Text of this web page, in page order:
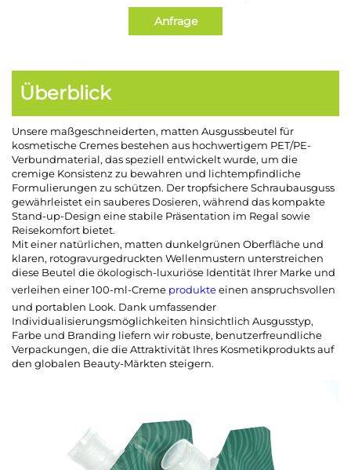
Anfrage
Überblick
Unsere maßgeschneiderten, matten Ausgussbeutel für
kosmetische Cremes bestehen aus hochwertigem PET/PE-
Verbundmaterial, das speziell entwickelt wurde, um die
cremige Konsistenz zu bewahren und lichtempfindliche
Formulierungen zu schützen. Der tropfsichere Schraubausguss
gewährleistet ein sauberes Dosieren, während das kompakte
Stand-up-Design eine stabile Präsentation im Regal sowie
Reisekomfort bietet.
Mit einer natürlichen, matten dunkelgrünen Oberfläche und
klaren, rotogravurgedruckten Wellenmustern unterstreichen
diese Beutel die ökologisch-luxuriöse Identität Ihrer Marke und
verleihen einer 100-ml-Creme produkteeinen anspruchsvollen
und portablen Look. Dank umfassender
Individualisierungsmöglichkeiten hinsichtlich Ausgusstyp,
Farbe und Branding liefern wir robuste, benutzerfreundliche
Verpackungen, die die Attraktivität Ihres Kosmetikprodukts auf
den globalen Beauty-Märkten steigern.